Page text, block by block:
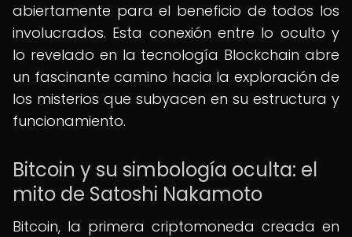
abiertamente para el beneficio de todos los
involucrados. Esta conexión entre lo oculto y
lo revelado en la tecnología Blockchain abre
un fascinante camino hacia la exploración de
los misterios que subyacen en su estructura y
funcionamiento.
Bitcoin y su simbología oculta: el
mito de Satoshi Nakamoto
Bitcoin, la primera criptomoneda creada en